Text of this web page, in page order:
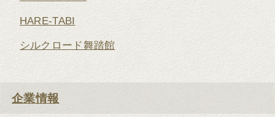
HARE-TABI
シルクロード舞踏館
企業情報